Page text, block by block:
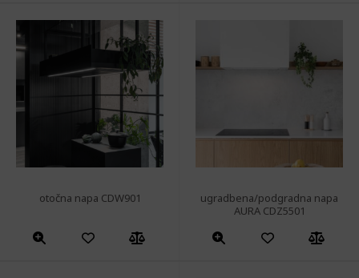
otočna napa CDW901
ugradbena/podgradna napa
AURA CDZ5501